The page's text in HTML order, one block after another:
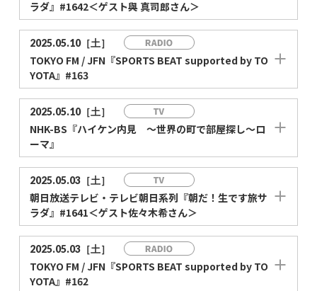
ラダ』#1642＜ゲスト與 真司郎さん＞
2025.05.10［土］
TOKYO FM / JFN『SPORTS BEAT supported by TO
YOTA』#163
2025.05.10［土］
NHK-BS『ハイケン内見 ～世界の町で部屋探し～ロ
ーマ』
2025.05.03［土］
朝日放送テレビ・テレビ朝日系列『朝だ！生です旅サ
ラダ』#1641＜ゲスト佐々木希さん＞
2025.05.03［土］
TOKYO FM / JFN『SPORTS BEAT supported by TO
YOTA』#162